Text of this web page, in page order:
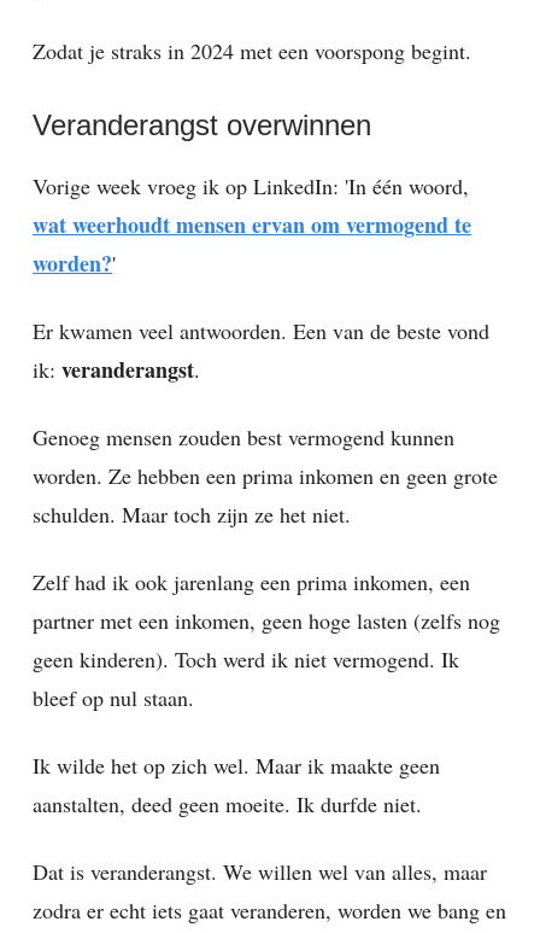
Zodat je straks in 2024 met een voorspong begint.
Veranderangst overwinnen
Vorige week vroeg ik op LinkedIn: 'In één woord,
wat weerhoudt mensen ervan om vermogend te
worden?'
Er kwamen veel antwoorden. Een van de beste vond
ik: veranderangst.
Genoeg mensen zouden best vermogend kunnen
worden. Ze hebben een prima inkomen en geen grote
schulden. Maar toch zijn ze het niet.
Zelf had ik ook jarenlang een prima inkomen, een
partner met een inkomen, geen hoge lasten (zelfs nog
geen kinderen). Toch werd ik niet vermogend. Ik
bleef op nul staan.
Ik wilde het op zich wel. Maar ik maakte geen
aanstalten, deed geen moeite. Ik durfde niet.
Dat is veranderangst. We willen wel van alles, maar
zodra er echt iets gaat veranderen, worden we bang en